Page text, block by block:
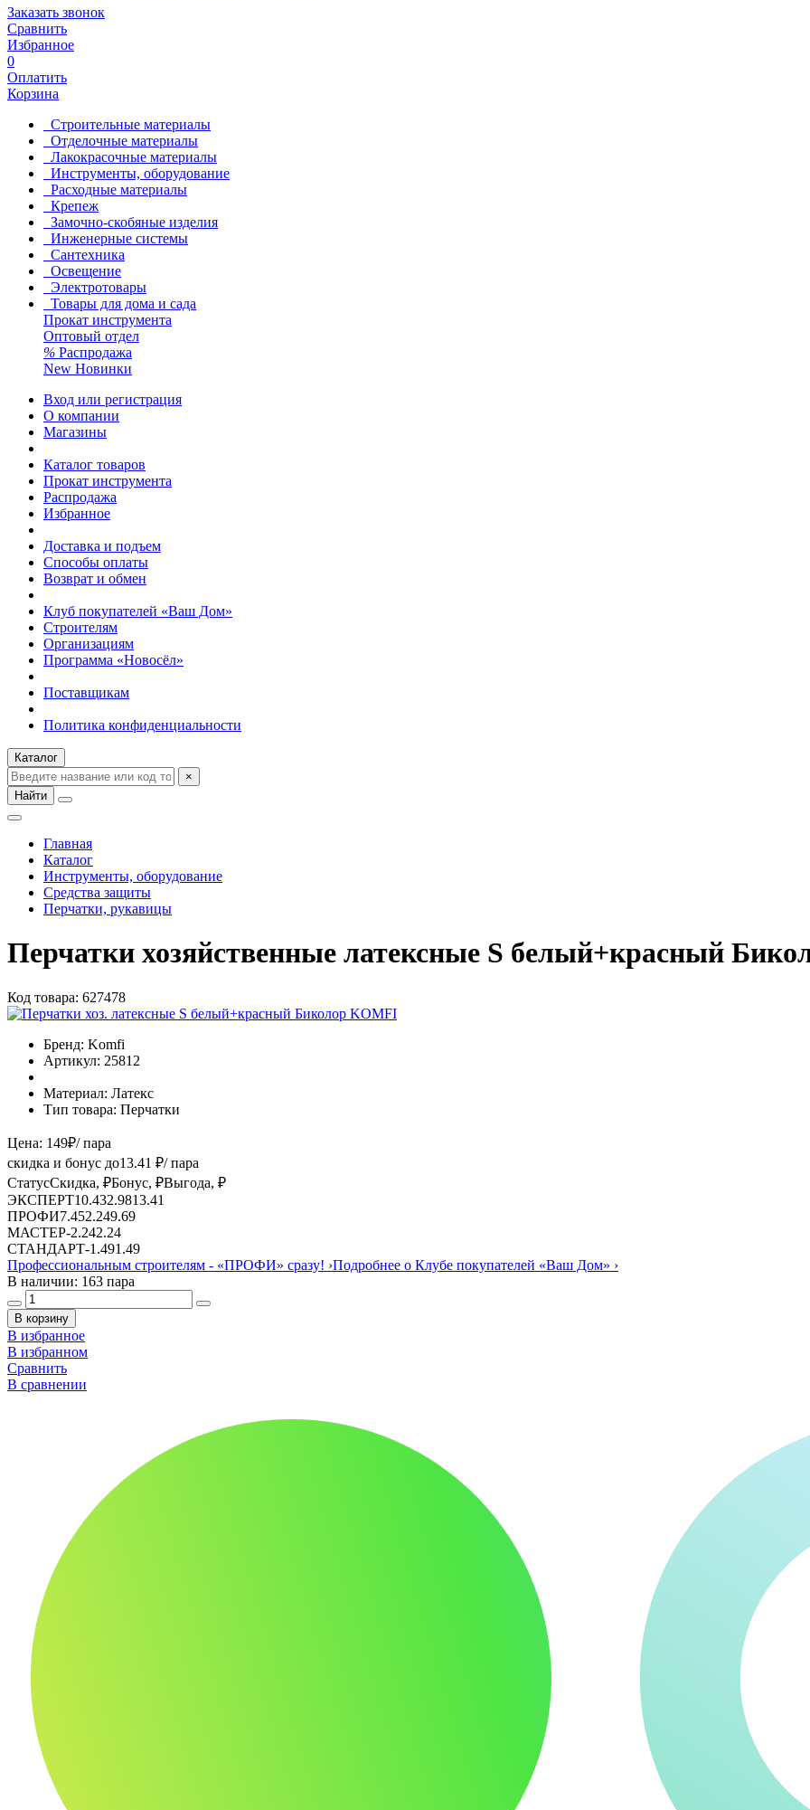
Заказать звонок
Сравнить
Избранное
0
Оплатить
Корзина
Строительные материалы
Отделочные материалы
Лакокрасочные материалы
Инструменты, оборудование
Расходные материалы
Крепеж
Замочно-скобяные изделия
Инженерные системы
Сантехника
Освещение
Электротовары
Товары для дома и сада
Прокат инструмента
Оптовый отдел
% Распродажа
New Новинки
Вход или регистрация
О компании
Магазины
Каталог товаров
Прокат инструмента
Распродажа
Избранное
Доставка и подъем
Способы оплаты
Возврат и обмен
Клуб покупателей «Ваш Дом»
Строителям
Организациям
Программа «Новосёл»
Поставщикам
Политика конфиденциальности
Каталог
×
Найти
Главная
Каталог
Инструменты, оборудование
Средства защиты
Перчатки, рукавицы
Перчатки хозяйственные латексные S белый+красный
Код товара: 627478
Бренд: Komfi
Артикул: 25812
Материал: Латекс
Тип товара: Перчатки
Цена: 149₽/ пара
скидка и бонус до13.41 ₽/ пара
СтатусСкидка, ₽Бонус, ₽Выгода, ₽
ЭКСПЕРТ10.432.9813.41
ПРОФИ7.452.249.69
МАСТЕР-2.242.24
СТАНДАРТ-1.491.49
Профессиональным строителям - «ПРОФИ» сразу! ›Подробнее о Клубе покупателей «Ваш Дом» ›
В наличии: 163 пара
В корзину
В избранное
В избранном
Сравнить
В сравнении